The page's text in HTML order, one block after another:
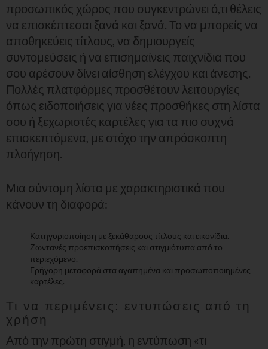
προσωπικός χώρος που συγκεντρώνει ό,τι θέλεις
να επισκέπτεσαι ξανά και ξανά. Το να μπορείς να
αποθηκεύεις τίτλους, να δημιουργείς
συντομεύσεις ή να επισημαίνεις παιχνίδια που
σου αρέσουν δίνει αίσθηση ελέγχου και άνεσης.
Πολλές πλατφόρμες προσθέτουν λειτουργίες
όπως ειδοποιήσεις για νέες προσθήκες στη λίστα
σου ή ξεχωριστές καρτέλες για τα πιο συχνά
επισκεπτόμενα, με στόχο την απρόσκοπτη
πλοήγηση.
Μια σύντομη λίστα με χαρακτηριστικά που
κάνουν τη διαφορά:
Κατηγοριοποίηση με ξεκάθαρους τίτλους και εικονίδια.
Ζωντανές προεπισκοπήσεις και στιγμιότυπα από το
περιεχόμενο.
Γρήγορη μεταφορά στα αγαπημένα και προσωποποιημένες
καρτέλες.
Τι να περιμένεις: εντυπώσεις από τη
χρήση
Από την πρώτη στιγμή, η εντύπωση «τι